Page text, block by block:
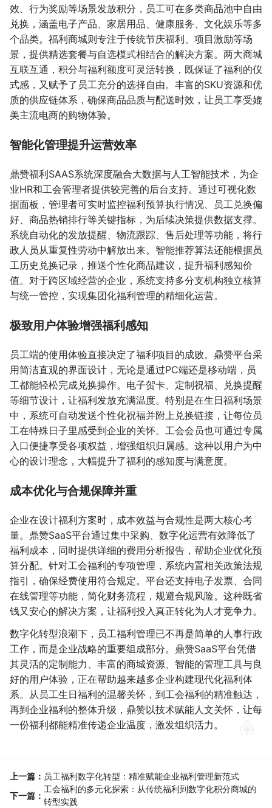
效、行为奖励等场景发放积分，员工可在多类商品池中自由
兑换，涵盖电子产品、家居用品、健康服务、文化娱乐等多
个品类。福利商城则专注于传统节庆福利、项目激励等场
景，提供精选套餐与自选模式相结合的解决方案。两大商城
互联互通，积分与福利额度可灵活转换，既保证了福利的仪
式感，又赋予了员工充分的选择自由。丰富的SKU资源和优
质的供应链体系，确保商品品质与配送时效，让员工享受媲
美主流电商的购物体验。
智能化管理提升运营效率
鼎赞福利SAAS系统深度融合大数据与人工智能技术，为企
业HR和工会管理者提供较完善的后台支持。通过可视化数
据面板，管理者可实时监控福利预算执行情况、员工兑换偏
好、商品热销排行等关键指标，为后续决策提供数据支撑。
系统自动化的发放提醒、物流跟踪、售后处理等功能，将行
政人员从重复性劳动中解放出来。智能推荐算法还能根据员
工历史兑换记录，推送个性化商品建议，提升福利感知价
值。对于跨区域经营的企业，系统支持多分支机构独立核算
与统一管控，实现集团化福利管理的精细化运营。
极致用户体验增强福利感知
员工端的使用体验直接决定了福利项目的成败。鼎赞平台采
用简洁直观的界面设计，无论是通过PC端还是移动端，员
工都能轻松完成兑换操作。电子贺卡、定制祝福、兑换提醒
等细节设计，让福利发放充满温度。特别是在生日福利场景
中，系统可自动发送个性化祝福并附上兑换链接，让每位员
工在特殊日子里感受到企业的关怀。工会会员也可通过专属
入口便捷享受各项权益，增强组织归属感。这种以用户为中
心的设计理念，大幅提升了福利的感知度与满意度。
成本优化与合规保障并重
企业在设计福利方案时，成本效益与合规性是两大核心考
量。鼎赞SaaS平台通过集中采购、数字化运营有效降低了
福利成本，同时提供详细的费用分析报告，帮助企业优化预
算分配。针对工会福利的专项管理，系统内置相关政策法规
指引，确保经费使用符合规定。平台还支持电子发票、合同
在线管理等功能，简化财务流程，规避合规风险。这种既省
钱又安心的解决方案，让福利投入真正转化为人才竞争力。
数字化转型浪潮下，员工福利管理已不再是简单的人事行政
工作，而是企业战略的重要组成部分。鼎赞SaaS平台凭借
其灵活的定制能力、丰富的商城资源、智能的管理工具与良
好的用户体验，正在帮助越来越多企业构建现代化福利体
系。从员工生日福利的温馨关怀，到工会福利的精准触达，
再到企业福利的整体升级，鼎赞以技术赋能人文关怀，让每
一份福利都能精准传递企业温度，激发组织活力。
上一篇： 员工福利数字化转型：精准赋能企业福利管理新范式
下一篇：
工会福利的多元化探索：从传统福利到数字化积分商城的
转型实践